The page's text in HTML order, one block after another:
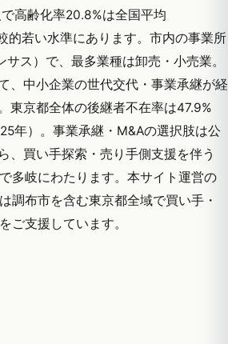
高齢化率20.8%は全国平均
的若い水準にあります。市内の事業所
ス）で、最多業種は卸売・小売業。
、中小企業の世代交代・事業承継が経
東京都全体の後継者不在率は47.9%
年）。事業承継・M&Aの選択肢は公
、買い手探索・売り手側支援を伴う
多岐にわたります。本サイト運営の
調布市を含む東京都全域で買い手・
ご支援しています。